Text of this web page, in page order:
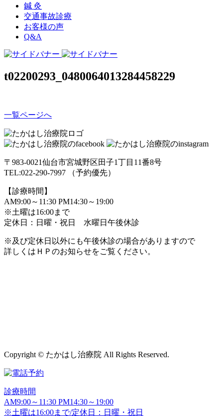
鍼 灸
交通事故診療
お客様の声
Q&A
t02200293_0480064013284458229
一覧ページへ
〒983-0021仙台市宮城野区田子1丁目11番8号
TEL:022-290-7997 （予約優先）
【診療時間】
AM9:00～11:30 PM14:30～19:00
※土曜は16:00まで
定休日：日曜・祝日 水曜日午後休診
※及び定休日以外にも午後休診の場合がありますので
詳しくはＨＰのお知らせをご覧ください。
Copyright © たかはし治療院 All Rights Reserved.
診療時間
AM9:00～11:30 PM14:30～19:00
※土曜は16:00まで/定休日：日曜・祝日